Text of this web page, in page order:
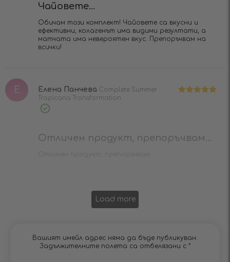
Чайовете...
Обичам този комплект! Чайовете са вкусни и
ефективни, колагенът има видими резултати, а
матчата има невероятен вкус. Препоръчвам на
всички!
Е Елена Панчева Complete Summer
Tropicana Transformation
Отличен продукт, препоръчвам...
Load more
Вашият имейл адрес няма да бъде публикуван.
Задължителните полета са отбелязани с *